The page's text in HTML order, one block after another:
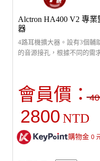
Alctron HA400 V2 專
器
4路耳機擴大器。設有3個輔
的音源接孔，根據不同的需
6.35mm插孔，4段式LED動
立調控音量，即時掌控避免
立擴大通道設計，高品質
會員價：
2800 NTD
購物金 0